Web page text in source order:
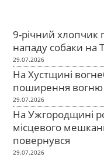
9-річний хлопчик
нападу собаки на
29.07.2026
На Хустщині
поширення
29.07.2026
На Ужгородщині
місцевого
повернувся
29.07.2026